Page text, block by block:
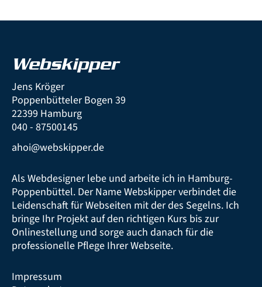
Webskipper
Jens Kröger
Poppenbütteler Bogen 39
22399 Hamburg
040 - 87500145
ahoi@webskipper.de
Als Webdesigner lebe und arbeite ich in Hamburg-
Poppenbüttel. Der Name Webskipper verbindet die
Leidenschaft für Webseiten mit der des Segelns. Ich
bringe Ihr Projekt auf den richtigen Kurs bis zur
Onlinestellung und sorge auch danach für die
professionelle Pflege Ihrer Webseite.
Impressum